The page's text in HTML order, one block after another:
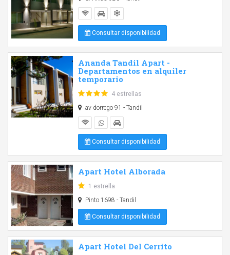
Consultar disponibilidad
Ananda Tandil Apart -
Departamentos en alquiler
temporario
4 estrellas
av dorrego 91 - Tandil
Consultar disponibilidad
Apart Hotel Alborada
1 estrella
Pinto 1698 - Tandil
Consultar disponibilidad
Apart Hotel Del Cerrito